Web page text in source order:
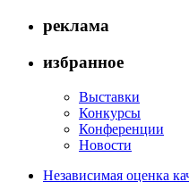
реклама
избранное
Выставки
Конкурсы
Конференции
Новости
Независимая оценка